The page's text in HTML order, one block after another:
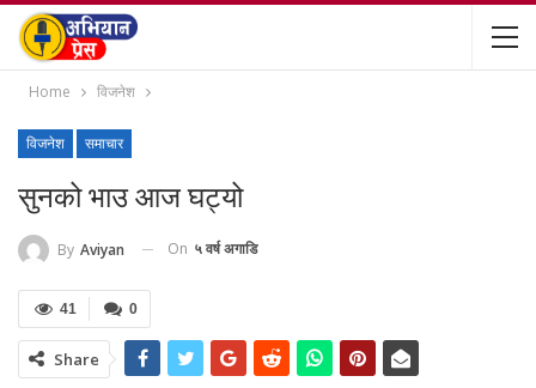
Home विजनेश
विजनेश समाचार
सुनको भाउ आज घट्यो
By Aviyan On ५ वर्ष अगाडि
0
41
Share